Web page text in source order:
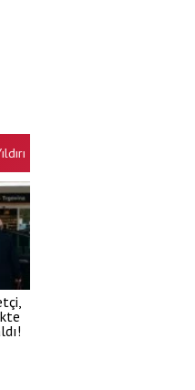
'Devlet yapmazsa ben gereğini